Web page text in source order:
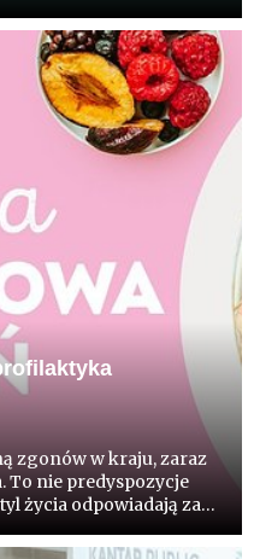
owocem. Powoli...
zgonów w kraju, zaraz
To nie predyspozycje
życia odpowiadają za
gromadzenia